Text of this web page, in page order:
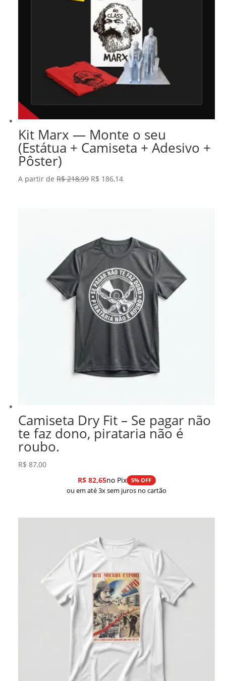
Kit Marx — Monte o seu
(Estátua + Camiseta + Adesivo +
Pôster)
A partir deR$218,99 O
R$ 186,14O
Camiseta Dry Fit – Se pagar não
te faz dono, pirataria não é
roubo.
R$ 87,00
R$82,65no Pix 5% OFF
ou em até 3x sem juros no cartão